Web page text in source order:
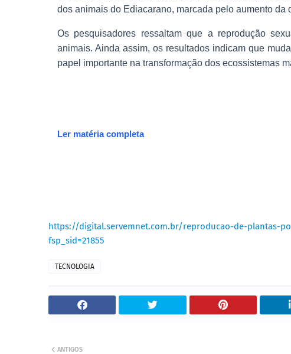
dos animais do Ediacarano, marcada pelo aumento da
Os pesquisadores ressaltam que a reprodução
animais. Ainda assim, os resultados indicam que
papel importante na transformação dos ecossistemas
Ler matéria completa
https://digital.servemnet.com.br/reproducao-de-plantas-
fsp_sid=21855
TECNOLOGIA
ANTIGOS